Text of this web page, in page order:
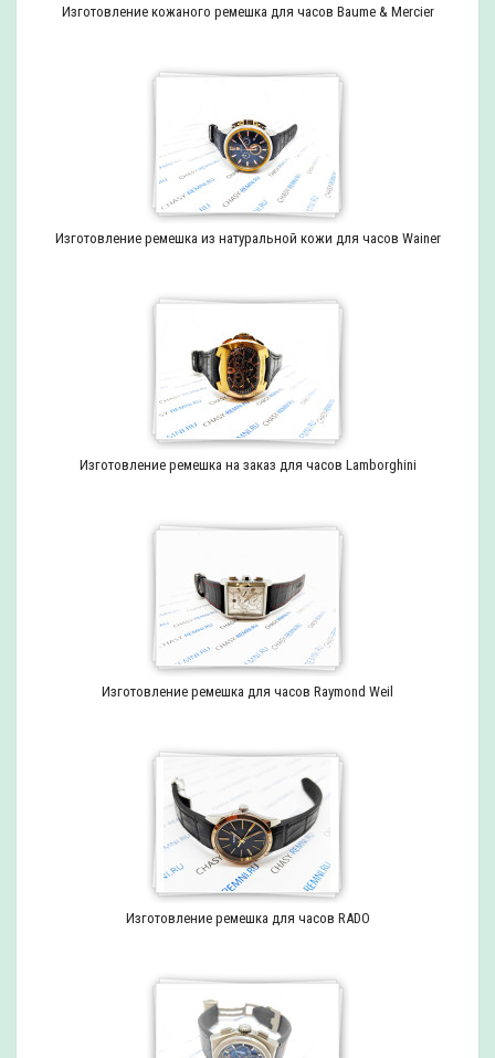
Изготовление кожаного ремешка для часов Baume & Mercier
Изготовление ремешка из натуральной кожи для часов Wainer
Изготовление ремешка на заказ для часов Lamborghini
Изготовление ремешка для часов Raymond Weil
Изготовление ремешка для часов RADO